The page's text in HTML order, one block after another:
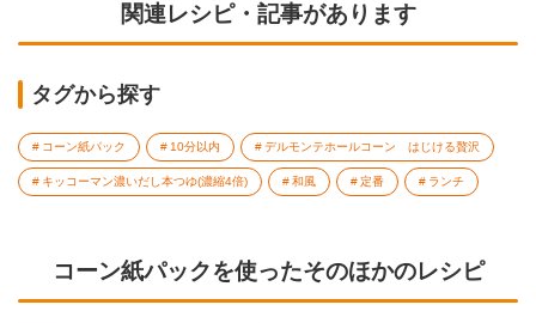
関連レシピ・記事があります
タグから探す
コーン紙パック 10分以内 デルモンテホールコーン はじける贅沢
キッコーマン濃いだし本つゆ(濃縮4倍) 和風 定番 ランチ
コーン紙パックを使ったそのほかのレシピ